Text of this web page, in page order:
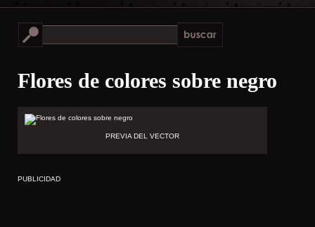
Flores de colores sobre negro
PREVIA DEL VECTOR
PUBLICIDAD